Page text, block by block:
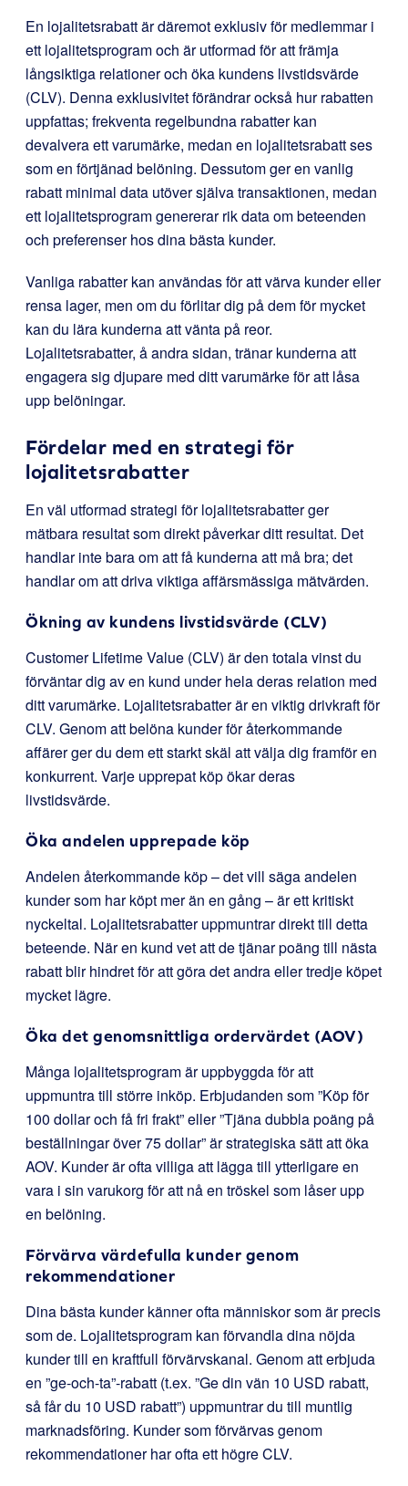
En lojalitetsrabatt är däremot exklusiv för medlemmar i
ett lojalitetsprogram och är utformad för att främja
långsiktiga relationer och öka kundens livstidsvärde
(CLV). Denna exklusivitet förändrar också hur rabatten
uppfattas; frekventa regelbundna rabatter kan
devalvera ett varumärke, medan en lojalitetsrabatt ses
som en förtjänad belöning. Dessutom ger en vanlig
rabatt minimal data utöver själva transaktionen, medan
ett lojalitetsprogram genererar rik data om beteenden
och preferenser hos dina bästa kunder.
Vanliga rabatter kan användas för att värva kunder eller
rensa lager, men om du förlitar dig på dem för mycket
kan du lära kunderna att vänta på reor.
Lojalitetsrabatter, å andra sidan, tränar kunderna att
engagera sig djupare med ditt varumärke för att låsa
upp belöningar.
Fördelar med en strategi för
lojalitetsrabatter
En väl utformad strategi för lojalitetsrabatter ger
mätbara resultat som direkt påverkar ditt resultat. Det
handlar inte bara om att få kunderna att må bra; det
handlar om att driva viktiga affärsmässiga mätvärden.
Ökning av kundens livstidsvärde (CLV)
Customer Lifetime Value (CLV) är den totala vinst du
förväntar dig av en kund under hela deras relation med
ditt varumärke. Lojalitetsrabatter är en viktig drivkraft för
CLV. Genom att belöna kunder för återkommande
affärer ger du dem ett starkt skäl att välja dig framför en
konkurrent. Varje upprepat köp ökar deras
livstidsvärde.
Öka andelen upprepade köp
Andelen återkommande köp – det vill säga andelen
kunder som har köpt mer än en gång – är ett kritiskt
nyckeltal. Lojalitetsrabatter uppmuntrar direkt till detta
beteende. När en kund vet att de tjänar poäng till nästa
rabatt blir hindret för att göra det andra eller tredje köpet
mycket lägre.
Öka det genomsnittliga ordervärdet (AOV)
Många lojalitetsprogram är uppbyggda för att
uppmuntra till större inköp. Erbjudanden som ”Köp för
100 dollar och få fri frakt” eller ”Tjäna dubbla poäng på
beställningar över 75 dollar” är strategiska sätt att öka
AOV. Kunder är ofta villiga att lägga till ytterligare en
vara i sin varukorg för att nå en tröskel som låser upp
en belöning.
Förvärva värdefulla kunder genom
rekommendationer
Dina bästa kunder känner ofta människor som är precis
som de. Lojalitetsprogram kan förvandla dina nöjda
kunder till en kraftfull förvärvskanal. Genom att erbjuda
en ”ge-och-ta”-rabatt (t.ex. ”Ge din vän 10 USD rabatt,
så får du 10 USD rabatt”) uppmuntrar du till muntlig
marknadsföring. Kunder som förvärvas genom
rekommendationer har ofta ett högre CLV.